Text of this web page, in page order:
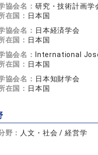
協会名： 研究・技術計画学
在国： 日本国
協会名： 日本経済学会
在国： 日本国
協会名：
International
在国： 日本国
協会名： 日本知財学会
在国： 日本国
野： 人文・社会 / 経営学